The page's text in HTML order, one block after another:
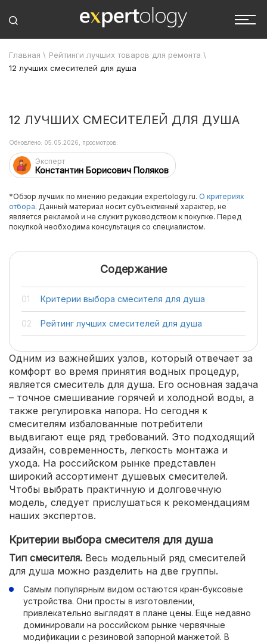
Главная \ Рейтинги лучших товаров для ремонта \
12 лучших смесителей для душа
12 ЛУЧШИХ СМЕСИТЕЛЕЙ ДЛЯ ДУША
Эксперт
Константин Борисович Поляков
Обновлено: 05.05.2026, просмотров:
*Обзор лучших по мнению редакции expertology.ru. О критериях
отбора. Данный материал носит субъективный характер, не
является рекламой и не служит руководством к покупке. Перед
покупкой необходима консультация со специалистом.
Содержание
Критерии выбора смесителя для душа
Рейтинг лучших смесителей для душа
Одним из важнейших узлов, который отвечает за
комфорт во время принятия водных процедур,
является смеситель для душа. Его основная задача
– точное смешивание горячей и холодной воды, а
также регулировка напора. Но сегодня к
смесителям избалованные потребители
выдвигают еще ряд требований. Это подходящий
дизайн, современность, легкость монтажа и
ухода. На российском рынке представлен
широкий ассортимент душевых смесителей.
Чтобы выбрать практичную и долговечную
модель, следует прислушаться к рекомендациям
наших экспертов.
Критерии выбора смесителя для душа
Тип смесителя. Весь модельный ряд смесителей
для душа можно разделить на две группы.
Самым популярным видом остаются кран-буксовые
устройства. Они просты в изготовлении,
привлекательно выглядят в плане цены. Еще недавно
доминировали на российском рынке червячные
модификации с резиновой запорной манжетой. В